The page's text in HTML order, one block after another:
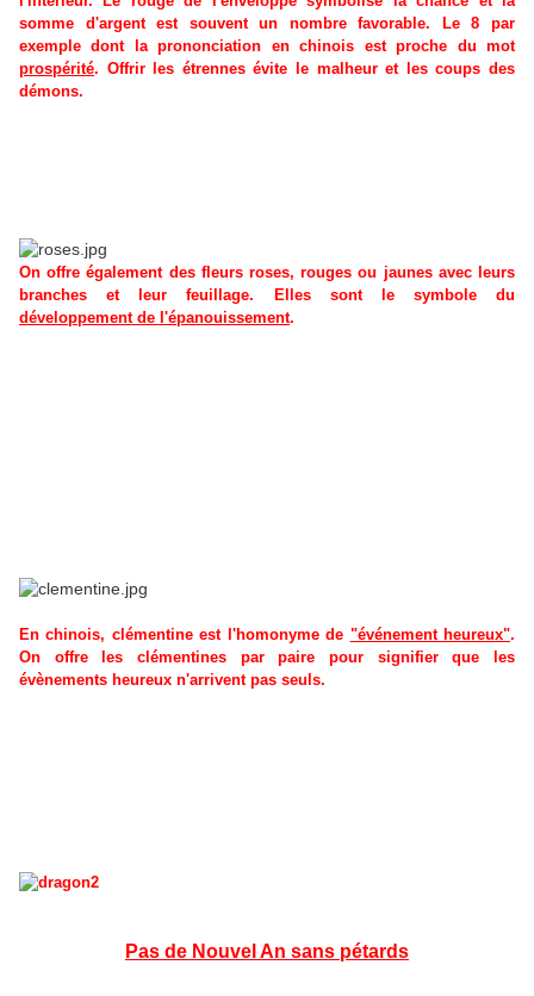
somme d'argent est souvent un nombre favorable. Le 8 par
exemple dont la prononciation en chinois est proche du mot
prospérité. Offrir les étrennes évite le malheur et les coups des
démons.
On offre également des fleurs roses, rouges ou jaunes avec leurs
branches et leur feuillage. Elles sont le symbole du
développement de l'épanouissement.
En chinois, clémentine est l'homonyme de "événement heureux".
On offre les clémentines par paire pour signifier que les
évènements heureux n'arrivent pas seuls.
Pas de Nouvel An sans pétards